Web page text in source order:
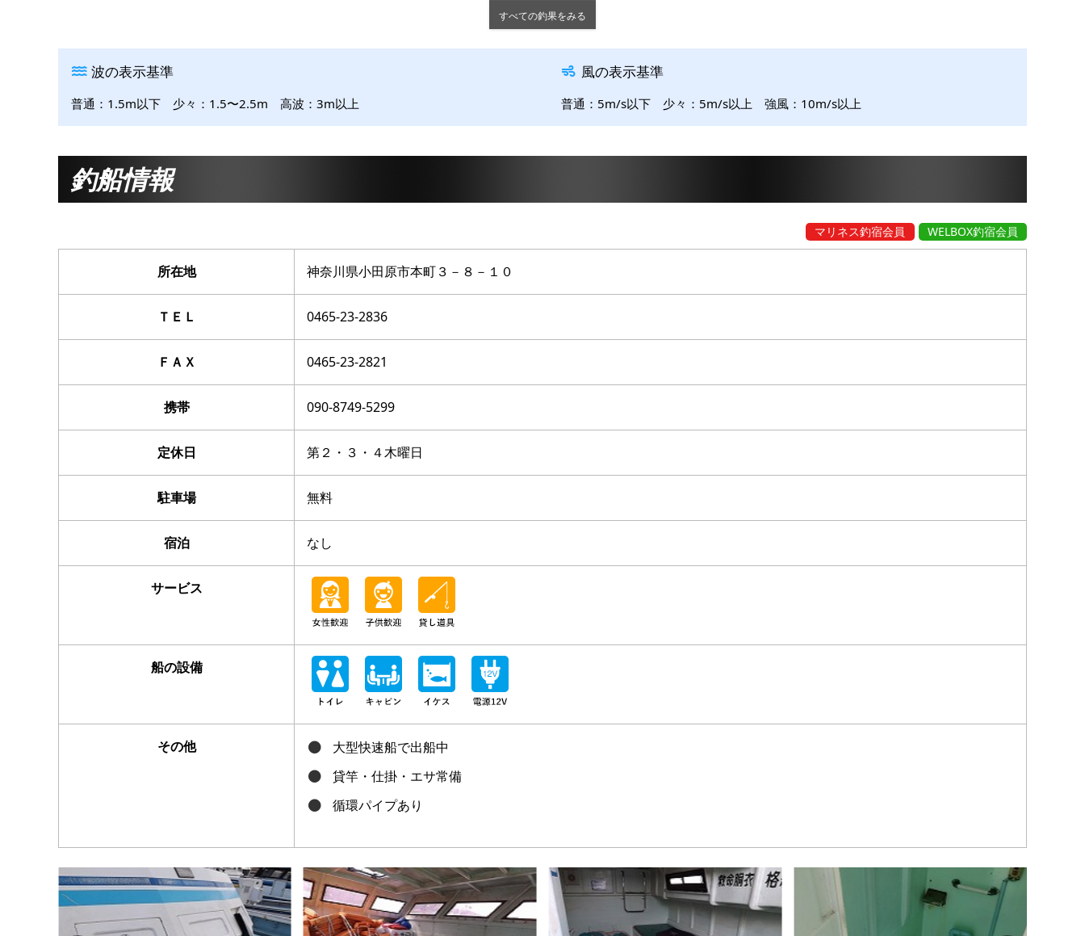
すべての釣果をみる
波の表示基準
普通：1.5m以下 少々：1.5〜2.5m 高波：3m以上
風の表示基準
普通：5m/s以下 少々：5m/s以上 強風：10m/s以上
釣船情報
マリネス釣宿会員 WELBOX釣宿会員
所在地 神奈川県小田原市本町３－８－１０
ＴＥＬ 0465-23-2836
ＦＡＸ 0465-23-2821
携帯 090-8749-5299
定休日 第２・３・４木曜日
駐車場 無料
宿泊 なし
サービス
船の設備
その他
大型快速船で出船中
貸竿・仕掛・エサ常備
循環パイプあり